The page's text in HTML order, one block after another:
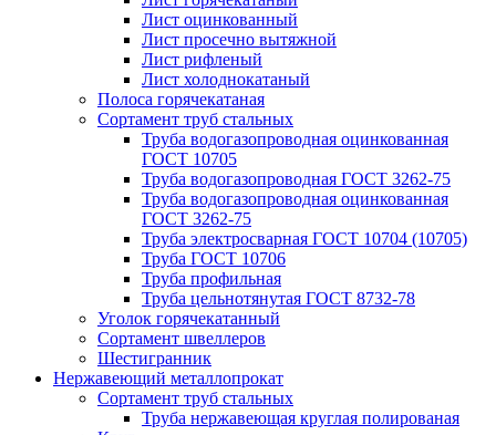
Лист оцинкованный
Лист просечно вытяжной
Лист рифленый
Лист холоднокатаный
Полоса горячекатаная
Сортамент труб стальных
Труба водогазопроводная оцинкованная
ГОСТ 10705
Труба водогазопроводная ГОСТ 3262-75
Труба водогазопроводная оцинкованная
ГОСТ 3262-75
Труба электросварная ГОСТ 10704 (10705)
Труба ГОСТ 10706
Труба профильная
Труба цельнотянутая ГОСТ 8732-78
Уголок горячекатанный
Сортамент швеллеров
Шестигранник
Нержавеющий металлопрокат
Сортамент труб стальных
Труба нержавеющая круглая полированая